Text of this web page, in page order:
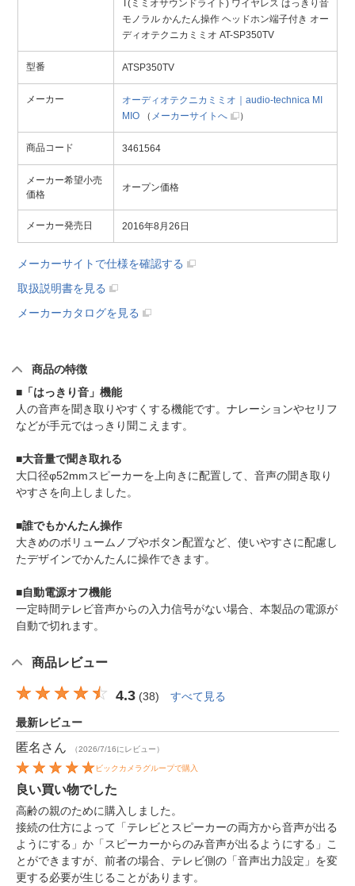
T(ミミオサウンドライト) ワイヤレス はっきり音
モノラル かんたん操作 ヘッドホン端子付き オー
ディオテクニカミミオ AT-SP350TV
型番 ATSP350TV
メーカー
オーディオテクニカミミオ｜audio-technica MI
MIO （ メーカーサイトへ ）
商品コード 3461564
メーカー希望小売
価格
オープン価格
メーカー発売日 2016年8月26日
メーカーサイトで仕様を確認する
取扱説明書を見る
メーカーカタログを見る
商品の特徴
■「はっきり音」機能
人の音声を聞き取りやすくする機能です。ナレーションやセリフ
などが手元ではっきり聞こえます。
■大音量で聞き取れる
大口径φ52mmスピーカーを上向きに配置して、音声の聞き取り
やすさを向上しました。
■誰でもかんたん操作
大きめのボリュームノブやボタン配置など、使いやすさに配慮し
たデザインでかんたんに操作できます。
■自動電源オフ機能
一定時間テレビ音声からの入力信号がない場合、本製品の電源が
自動で切れます。
商品レビュー
4.3 (38) すべて見る
最新レビュー
匿名 さん （2026/7/16にレビュー）
ビックカメラグループで購入
良い買い物でした
高齢の親のために購入しました。
接続の仕方によって「テレビとスピーカーの両方から音声が出る
ようにする」か「スピーカーからのみ音声が出るようにする」こ
とができますが、前者の場合、テレビ側の「音声出力設定」を変
更する必要が生じることがあります。